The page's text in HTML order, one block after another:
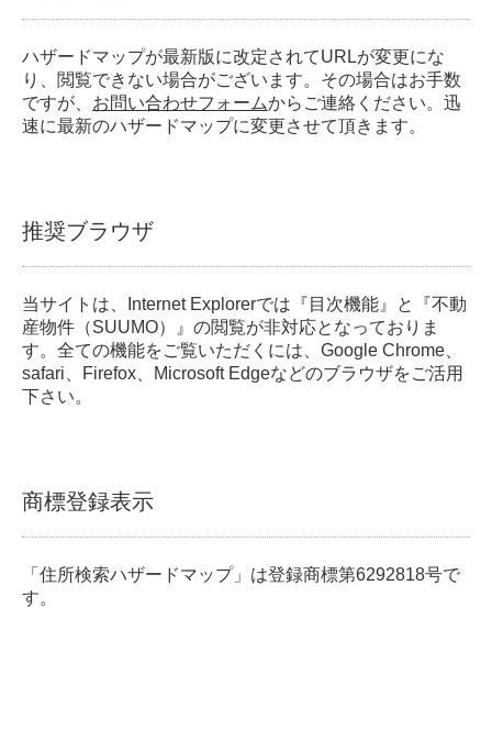
ハザードマップが最新版に改定されてURLが変更にな
り、閲覧できない場合がございます。その場合はお手数
ですが、 お問い合わせフォームからご連絡ください。迅
速に最新のハザードマップに変更させて頂きます。
推奨ブラウザ
当サイトは、Internet Explorerでは『目次機能』と『不動
産物件（SUUMO）』の閲覧が非対応となっておりま
す。全ての機能をご覧いただくには、Google Chrome、
safari、Firefox、Microsoft Edgeなどのブラウザをご活用
下さい。
商標登録表示
「住所検索ハザードマップ」は登録商標第6292818号で
す。